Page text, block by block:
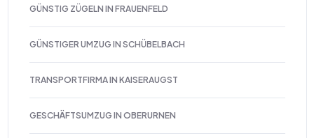
GÜNSTIG ZÜGELN IN FRAUENFELD
GÜNSTIGER UMZUG IN SCHÜBELBACH
TRANSPORTFIRMA IN KAISERAUGST
GESCHÄFTSUMZUG IN OBERURNEN